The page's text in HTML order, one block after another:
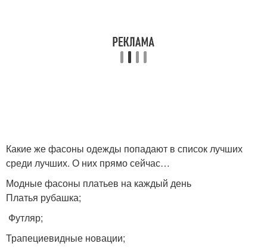
Какие же фасоны одежды попадают в список лучших
среди лучших. О них прямо сейчас…
Модные фасоны платьев на каждый день
Платья рубашка;
Футляр;
Трапециевидные новации;